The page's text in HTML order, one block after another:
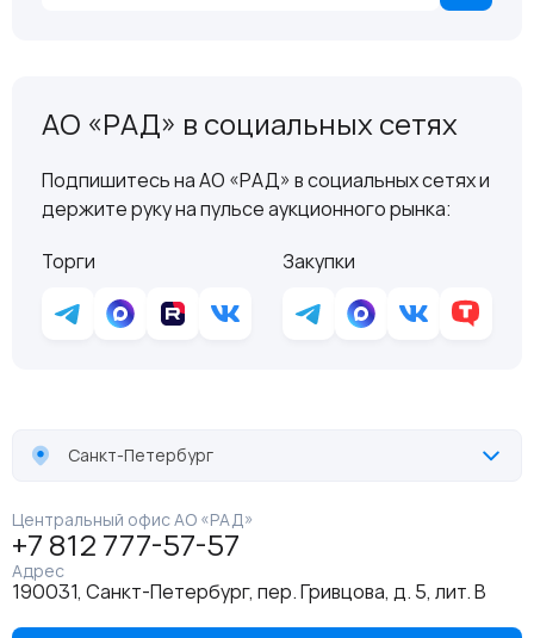
АО «РАД» в социальных сетях
Подпишитесь на АО «РАД» в социальных сетях и
держите руку на пульсе аукционного рынка:
Торги
Закупки
Санкт-Петербург
Центральный офис АО «РАД»
+7 812 777-57-57
Адрес
190031, Санкт-Петербург, пер. Гривцова, д. 5, лит. В